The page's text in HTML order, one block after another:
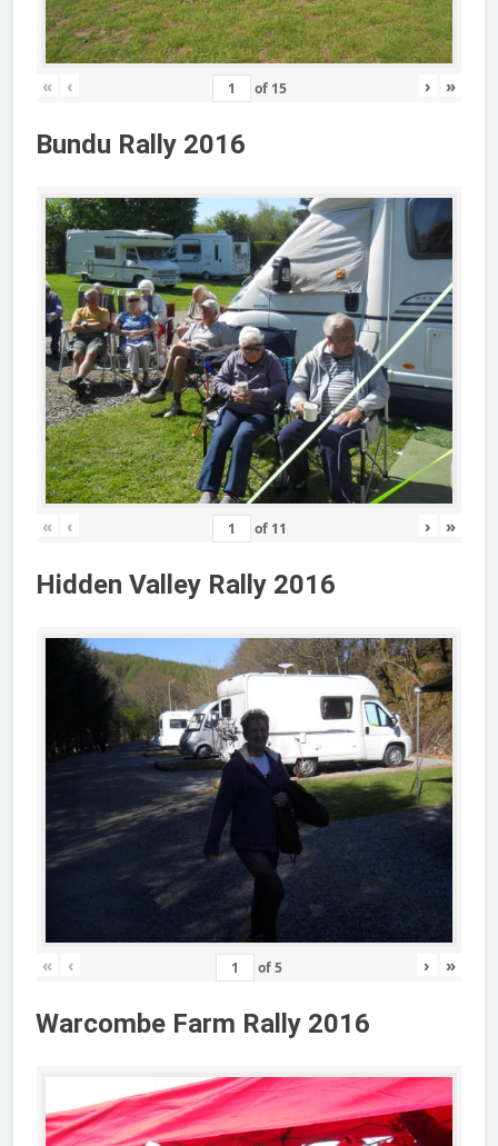
« ‹ of 15 › »
Bundu Rally 2016
« ‹ of 11 › »
Hidden Valley Rally 2016
« ‹ of5 › »
Warcombe Farm Rally 2016